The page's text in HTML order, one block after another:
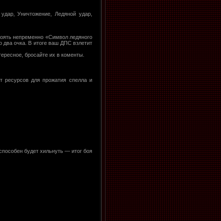
Уничтожение, Ледяной удар,
непременно «Символ ледяного
два очка. В итоге ваш ДПС взлетит
бросайте их в коменты.
для прожатия спелла и
будет хильнуть — итог боя